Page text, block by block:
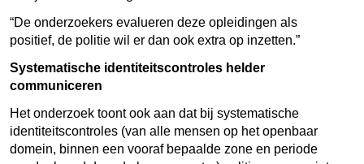
“De onderzoekers evalueren deze opleidingen als
positief, de politie wil er dan ook extra op inzetten.”
Systematische identiteitscontroles helder
communiceren
Het onderzoek toont ook aan dat bij systematische
identiteitscontroles (van alle mensen op het openbaar
domein, binnen een vooraf bepaalde zone en periode